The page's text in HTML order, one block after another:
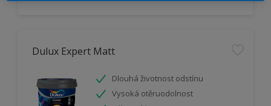
Dulux Expert Matt
Dlouhá životnost odstínu
Vysoká otěruodolnost